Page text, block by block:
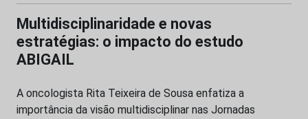
Multidisciplinaridade e novas
estratégias: o impacto do estudo
ABIGAIL
A oncologista Rita Teixeira de Sousa enfatiza a
importância da visão multidisciplinar nas Jornadas